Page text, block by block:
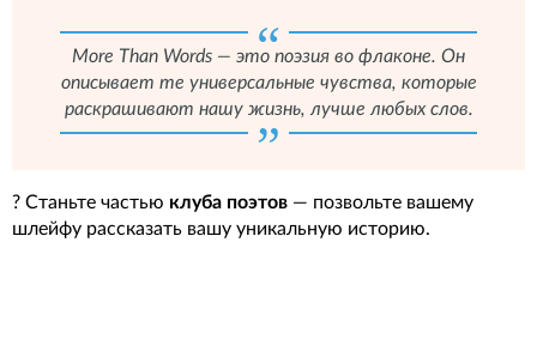
More Than Words — это поэзия во флаконе. Он
описывает те универсальные чувства, которые
раскрашивают нашу жизнь, лучше любых слов.
? Станьте частью клуба поэтов — позвольте вашему
шлейфу рассказать вашу уникальную историю.